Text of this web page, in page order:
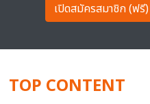
เปิดสมัครสมาชิก (ฟรี
TOP CONTENT